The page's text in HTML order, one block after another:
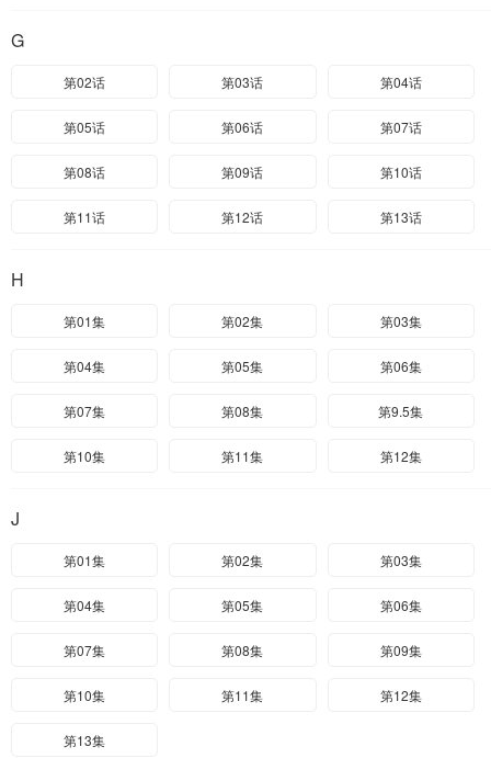
G
第02话 第03话 第04话
第05话 第06话 第07话
第08话 第09话 第10话
第11话 第12话 第13话
H
第01集 第02集 第03集
第04集 第05集 第06集
第07集 第08集 第9.5集
第10集 第11集 第12集
J
第01集 第02集 第03集
第04集 第05集 第06集
第07集 第08集 第09集
第10集 第11集 第12集
第13集